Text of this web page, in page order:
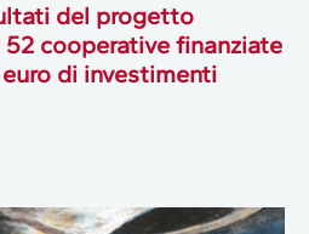
del progetto
cooperative finanziate
di investimenti